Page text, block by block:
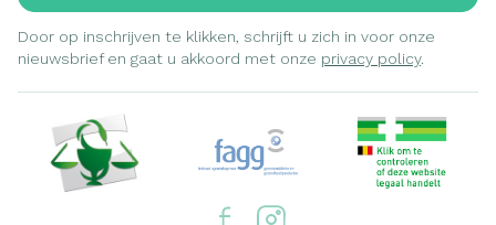
Door op inschrijven te klikken, schrijft u zich in voor onze
nieuwsbrief en gaat u akkoord met onze privacy policy.